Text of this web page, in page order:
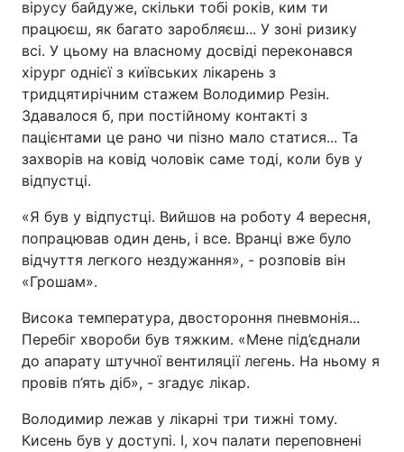
вірусу байдуже, скільки тобі років, ким ти
працюєш, як багато заробляєш... У зоні ризику
всі. У цьому на власному досвіді переконався
хірург однієї з київських лікарень з
тридцятирічним стажем Володимир Резін.
Здавалося б, при постійному контакті з
пацієнтами це рано чи пізно мало статися... Та
захворів на ковід чоловік саме тоді, коли був у
відпустці.
«Я був у відпустці. Вийшов на роботу 4 вересня,
попрацював один день, і все. Вранці вже було
відчуття легкого нездужання», - розповів він
«Грошам».
Висока температура, двостороння пневмонія...
Перебіг хвороби був тяжким. «Мене під’єднали
до апарату штучної вентиляції легень. На ньому я
провів п’ять діб», - згадує лікар.
Володимир лежав у лікарні три тижні тому.
Кисень був у доступі. І, хоч палати переповнені